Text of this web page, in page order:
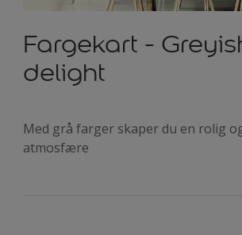
Fargekart -
delight
Med grå farger skaper du en rolig
atmosfære